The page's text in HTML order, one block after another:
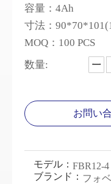
容量：4Ah
寸法：
MOQ：100 PCS
数量:
お問い
モデル： FBR12-4
ブランド： フォ